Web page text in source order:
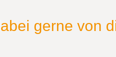
gerne von